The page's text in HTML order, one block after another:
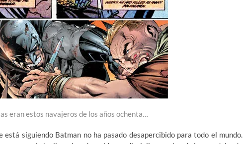
eran estos navajeros de los años ochenta…
está siguiendo Batman no ha pasado desapercibido para todo el mundo.